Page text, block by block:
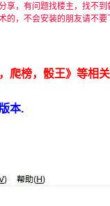
享，有问题找楼主，找不
的，不会安装的朋友请不要
爬榜，骰王》等相
本.